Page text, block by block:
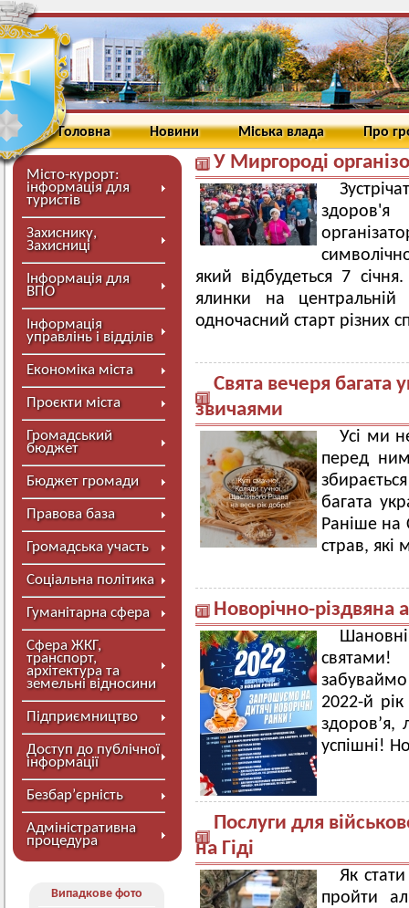
Головна Новини Міська влада Про
Місто-курорт:
інформація для
туристів
Захиснику,
Захисниці
Інформація для
ВПО
Інформація
управлінь і відділів
Економіка міста
Проєкти міста
Громадський
бюджет
Бюджет громади
Правова база
Громадська участь
Соціальна політика
Гуманітарна сфера
Сфера ЖКГ,
транспорт,
архітектура та
земельні відносини
Підприємництво
Доступ до публічної
інформації
Безбар’єрність
Адміністративна
процедура
Випадкове фото
У Миргороді
який відбудеться 7
ялинки на
одночасний старт різних
Свята вечеря багата
звичаями
Усі ми
перед
багата
Раніше на
страв, які
Новорічно-різдвяна
2022-й
здоров’я,
успішні!
Послуги для
на Гіді
Як
пройти